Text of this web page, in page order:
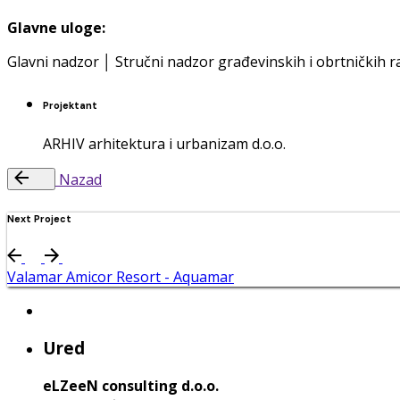
Glavne uloge:
Glavni nadzor │ Stručni nadzor građevinskih i obrtničkih
Projektant
ARHIV arhitektura i urbanizam d.o.o.
Nazad
Next Project
Valamar Amicor Resort - Aquamar
Ured
eLZeeN consulting d.o.o.